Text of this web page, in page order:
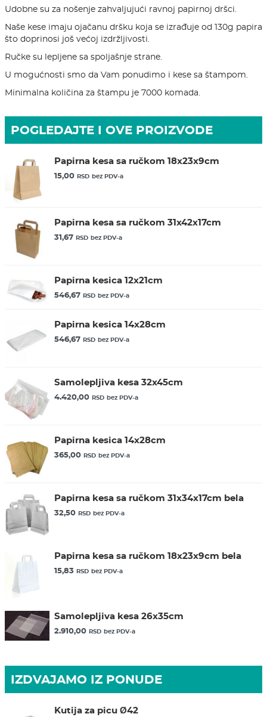
Udobne su za nošenje zahvaljujući ravnoj papirnoj dršci.
Naše kese imaju ojačanu dršku koja se izrađuje od 130g papira
što doprinosi još većoj izdržljivosti.
Ručke su lepljene sa spoljašnje strane.
U mogućnosti smo da Vam ponudimo i kese sa štampom.
Minimalna količina za štampu je 7000 komada.
POGLEDAJTE I OVE PROIZVODE
Papirna kesa sa ručkom 18x23x9cm
15,00 RSD bez PDV-a
Papirna kesa sa ručkom 31x42x17cm
31,67 RSD bez PDV-a
Papirna kesica 12x21cm
546,67 RSD bez PDV-a
Papirna kesica 14x28cm
546,67 RSD bez PDV-a
Samolepljiva kesa 32x45cm
4.420,00 RSD bez PDV-a
Papirna kesica 14x28cm
365,00 RSD bez PDV-a
Papirna kesa sa ručkom 31x34x17cm bela
32,50 RSD bez PDV-a
Papirna kesa sa ručkom 18x23x9cm bela
15,83 RSD bez PDV-a
Samolepljiva kesa 26x35cm
2.910,00 RSD bez PDV-a
IZDVAJAMO IZ PONUDE
Kutija za picu Ø42